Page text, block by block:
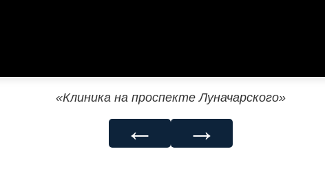
«Клиника на проспекте Луначарского»
← →